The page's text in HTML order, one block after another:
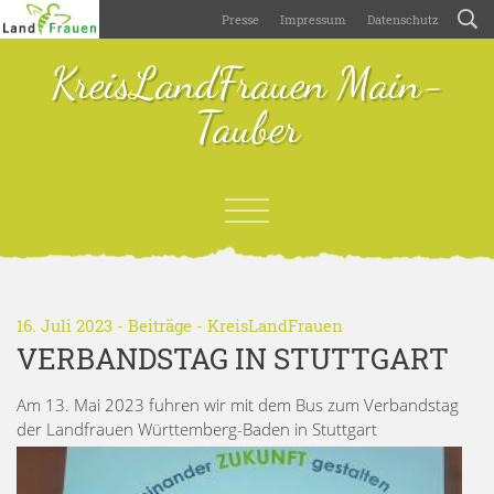
Presse Impressum Datenschutz
KreisLandFrauen Main-
Tauber
16. Juli 2023 - Beiträge - KreisLandFrauen
VERBANDSTAG IN STUTTGART
Am 13. Mai 2023 fuhren wir mit dem Bus zum Verbandstag
der Landfrauen Württemberg-Baden in Stuttgart